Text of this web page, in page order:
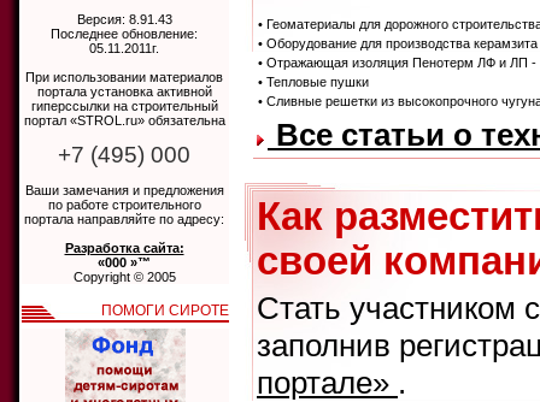
• Геоматериалы для дорожного
• Оборудование для производства керамзита
• Отражающая изоляция Пенотерм ЛФ и ЛП
• Тепловые пушки
• Сливные решетки из высокопрочного
Все статьи о
Как
своей
Стать участником
заполнив
портале» .
Версия: 8.91.43
Последнее обновление:
05.11.2011г.
При использовании материалов
портала установка активной
гиперссылки на строительный
портал «STROL.ru» обязательна
+7 (495) 000
Ваши замечания и предложения
по работе строительного
портала направляйте по адресу:
Разработка сайта:
«000 »™
Copyright © 2005
ПОМОГИ СИРОТЕ